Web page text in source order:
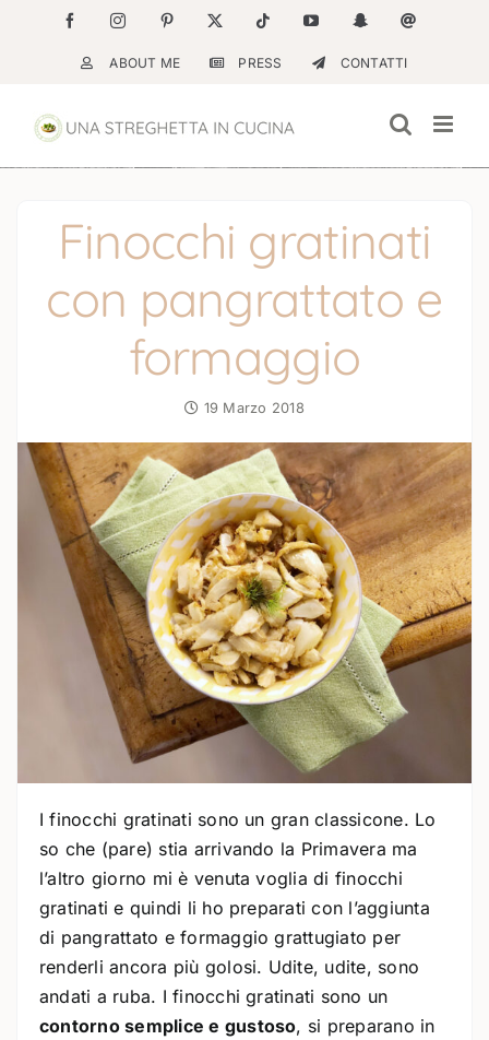
contenuto
FacebookInstagramPinterest Tiktok YouTubeSnapchatEmail
ABOUT ME PRESS CONTATTI
Finocchi gratinati
con pangrattato e
formaggio
19 Marzo 2018
I finocchi gratinati sono un gran classicone. Lo
so che (pare) stia arrivando la Primavera ma
l’altro giorno mi è venuta voglia di finocchi
gratinati e quindi li ho preparati con l’aggiunta
di pangrattato e formaggio grattugiato per
renderli ancora più golosi. Udite, udite, sono
andati a ruba. I finocchi gratinati sono un
contorno semplice e gustoso, si preparano in